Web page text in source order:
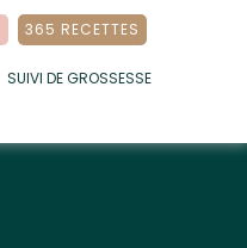
365 RECETTES
SUIVI DE GROSSESSE